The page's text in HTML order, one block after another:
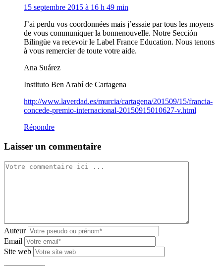
15 septembre 2015 à 16 h 49 min
J’ai perdu vos coordonnées mais j’essaie par tous les moyens
de vous communiquer la bonnenouvelle. Notre Sección
Bilingüe va recevoir le Label France Education. Nous tenons
à vous remercier de toute votre aide.
Ana Suárez
Instituto Ben Arabí de Cartagena
http://www.laverdad.es/murcia/cartagena/201509/15/francia-
concede-premio-internacional-20150915010627-v.html
Répondre
Laisser un commentaire
Auteur
Email
Site web